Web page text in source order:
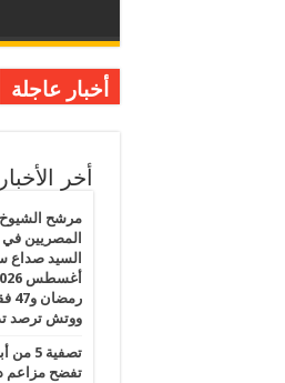
أخبار عاجلة
السيسي الفاشل الانبطاحي لترامب:
داعمو الانقلاب يديرون وجههم
أضغاث أحلام خارجية النظام المصري لـ 5 دول:”أمن العرب خط أحمر” والسيسي:”مسافة السكة” من مصلحة مصر الضغط لوقف الحرب
محاكمات بلا ضمانات: أنماط الانتهاكات
أخر الأخبار
مرشح الشيوخ
المصريين
ووتش ترصد
تصفية